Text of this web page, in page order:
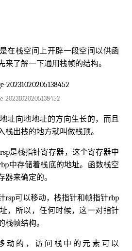
在栈空间上开辟一段空间以供函
来了解一下通用栈帧的结构。
20231020205138452
址向地地址的方向生长的，而且
栈出栈的地方就叫做栈顶。
是栈指针寄存器，这个寄存器中
中存储着栈底的地址。函数栈空
器来确定的。
rsp可以移动，栈指针和帧指针rbp
，所以，任何时候，这一对指针
栈帧结构。
动的，访问栈中的元素可以